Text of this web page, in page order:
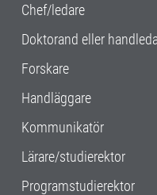
Chef/ledare
Doktorand eller
Forskare
Handläggare
Kommunikatör
Lärare/studierektor
Programstudierektor